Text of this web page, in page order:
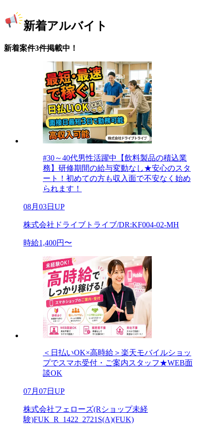
新着アルバイト
新着案件3件掲載中！
#30～40代男性活躍中【飲料製品の積込業
務】研修期間の給与変動なし★安心のスタ
ート！初めての方も収入面で不安なく始め
られます！
08月03日UP
株式会社ドライブトライブ/DR:KF004-02-MH
時給1,400円〜
＜日払いOK×高時給＞楽天モバイルショッ
プでスマホ受付・ご案内スタッフ★WEB面
談OK
07月07日UP
株式会社フェローズ(Rショップ未経
験)FUK_R_1422_2721S(A)(FUK)